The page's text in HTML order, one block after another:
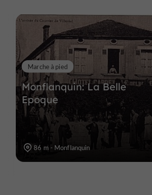
Monflanquin: La Belle
Epoque
Marche à pied
86 m - Monflanquin